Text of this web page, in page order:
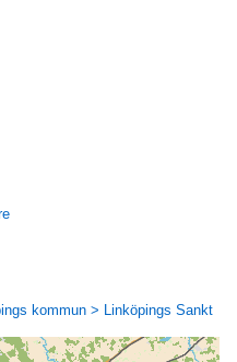
kommun > Linköpings Sankt